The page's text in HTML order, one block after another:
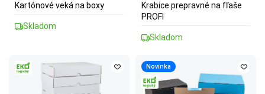
Kartónové veká na boxy
Skladom
Krabice prepravné na fľaše
PROFI
Skladom
Novinka